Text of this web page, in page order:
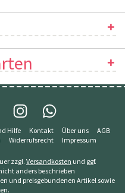
Hilfe Kontakt Über uns
AGB
Widerrufsrecht Impressum
zzgl.Versandkosten und ggf.
anders beschrieben
und preisgebundenen Artikel sowie